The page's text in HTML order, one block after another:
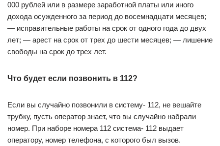
000 рублей или в размере заработной платы или иного
дохода осужденного за период до восемнадцати месяцев;
— исправительные работы на срок от одного года до двух
лет; — арест на срок от трех до шести месяцев; — лишение
свободы на срок до трех лет.
Что будет если позвонить в 112?
Если вы случайно позвонили в систему- 112, не вешайте
трубку, пусть оператор знает, что вы случайно набрали
номер. При наборе номера 112 система- 112 выдает
оператору, номер телефона, с которого был вызов.